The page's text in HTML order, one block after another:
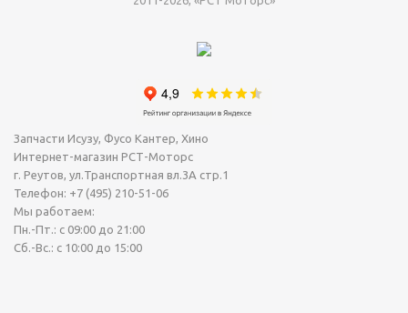
Запчасти Исузу, Фусо Кантер, Хино
Интернет-магазин РСТ-Моторс
г. Реутов, ул.Транспортная вл.3А стр.1
Телефон: +7 (495) 210-51-06
Мы работаем:
Пн.-Пт.: с 09:00 до 21:00
Сб.-Вс.: с 10:00 до 15:00